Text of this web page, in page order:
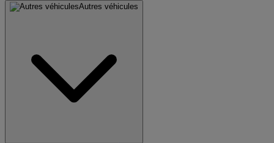
Autres véhicules